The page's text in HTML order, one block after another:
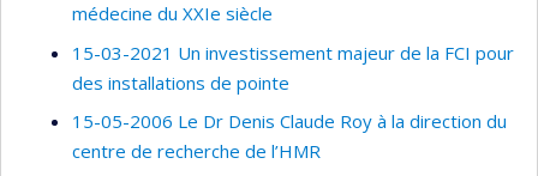
médecine du XXIe siècle
15-03-2021 Un investissement majeur de la FCI pour
des installations de pointe
15-05-2006 Le Dr Denis Claude Roy à la direction du
centre de recherche de l’HMR